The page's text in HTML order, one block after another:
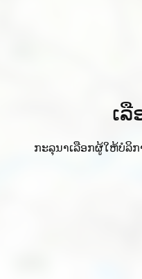
ເ
ກະລຸນາເລືອກຜູ້ໃຫ້ບໍລິກ